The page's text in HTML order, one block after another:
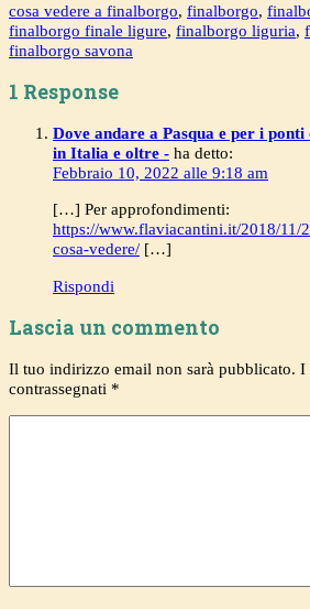
cosa vedere a finalborgo, finalborgo,
finalborgo finale ligure, finalborgo liguria,
finalborgo savona
1 Response
Dove andare a Pasqua e per i
in Italia e oltre - ha detto:
Febbraio 10, 2022 alle 9:18 am
[…] Per approfondimenti:
https://www.flaviacantini.it/2018/
cosa-vedere/ […]
Rispondi
Lascia un commento
Il tuo indirizzo email non sarà pubblicato. I
contrassegnati *